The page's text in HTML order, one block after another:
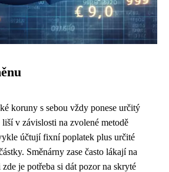
koruny s sebou vždy ponese určitý
liší v závislosti na zvolené metodě
účtují fixní poplatek plus určité
Směnárny zase často lákají na
je potřeba si dát pozor na skryté